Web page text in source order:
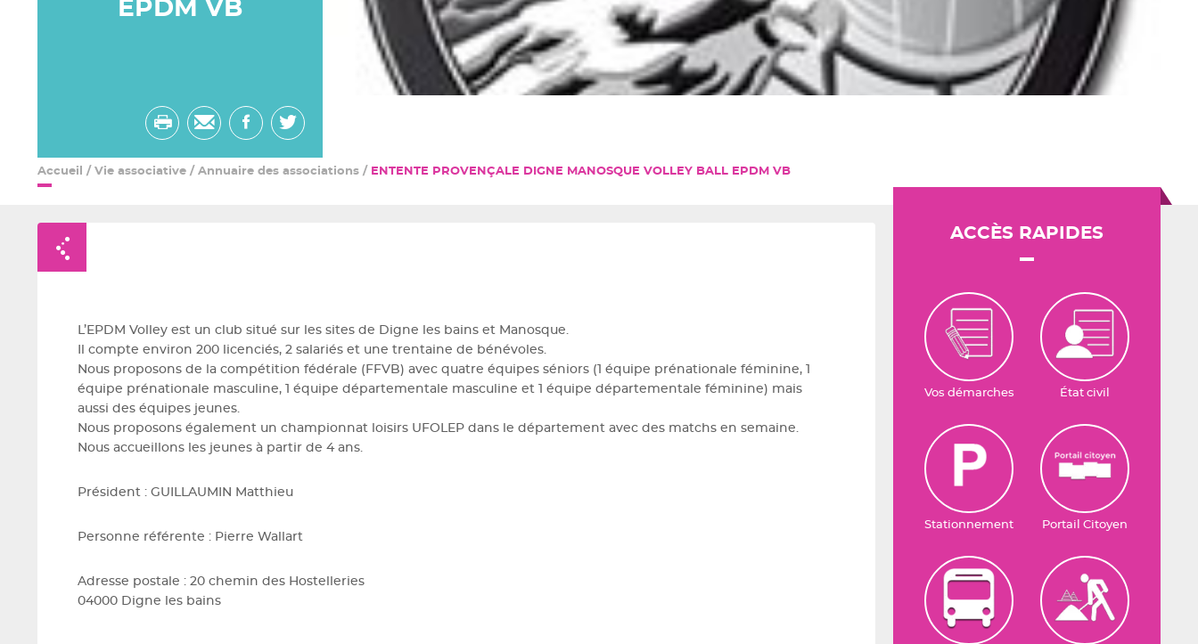
EPDM VB
ImprimerEnvoyer
par
Partager
sur
Partager
sur
Accueil / Vie associative / Annuaire des associations / ENTENTE PROVENÇALE DIGNE MANOSQUE VOLLEY BALL EPDM VB
L’EPDM Volley est un club situé sur les sites de Digne les bains et Manosque.
Il compte environ 200 licenciés, 2 salariés et une trentaine de bénévoles.
Nous proposons de la compétition fédérale (FFVB) avec quatre équipes séniors (1 équipe prénationale féminine, 1
équipe prénationale masculine, 1 équipe départementale masculine et 1 équipe départementale féminine) mais
aussi des équipes jeunes.
Nous proposons également un championnat loisirs UFOLEP dans le département avec des matchs en semaine.
Nous accueillons les jeunes à partir de 4 ans.
Président : GUILLAUMIN Matthieu
Personne référente : Pierre Wallart
Adresse postale : 20 chemin des Hostelleries
04000 Digne les bains
ACCÈS RAPIDES
Vos démarches État civil
Stationnement Portail Citoyen